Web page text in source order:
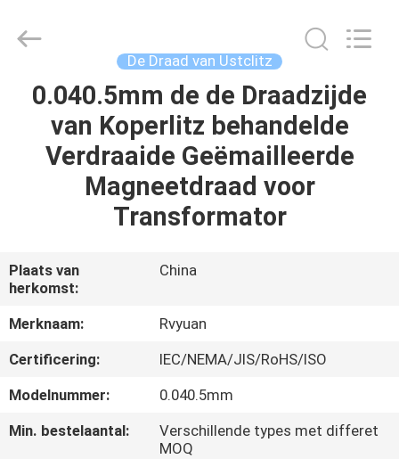
HUIS
PRODUCTEN
ONGEVEER
ONS
FABRIEKSREIS
KWALITEITSCONTROLE
Material
Co,.Ltd.
De Draad van Ustclitz
0.040.5mm de de Draadzijde
van Koperlitz behandelde
Verdraaide Geëmailleerde
Magneetdraad voor
Transformator
Plaats van
herkomst:
China
Merknaam:
Rvyuan
Certificering:
IEC/NEMA/JIS/RoHS/ISO
Modelnummer:
0.040.5mm
Min. bestelaantal:
Verschillende types met differet
MOQ